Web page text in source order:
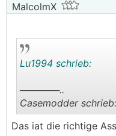
MalcolmX
Lu1994 schrieb:
──────..
Casemodder schrieb:
Bieten zB
Das iat die richtige